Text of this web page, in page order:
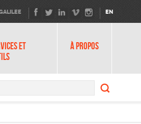
EN
ET
À PROPOS
Search